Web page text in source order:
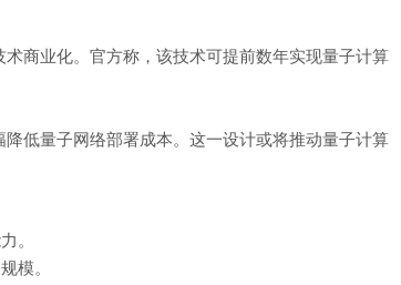
商业化‌。官方称，该技术可‌提前数年实现量子计算
低量子网络部署成本。这一设计或将推动量子计算
。
模。